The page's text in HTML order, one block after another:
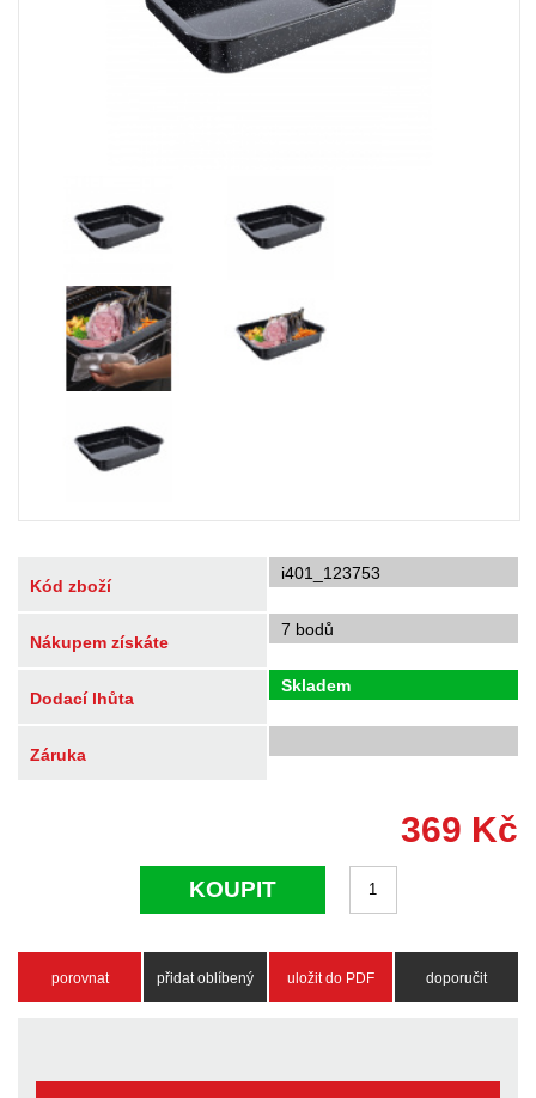
Kód zboží
i401_123753
Nákupem získáte
7 bodů
Dodací lhůta
Skladem
Záruka
369 Kč
KOUPIT
porovnat přidat oblíbený uložit do PDF doporučit